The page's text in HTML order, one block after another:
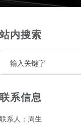
站内搜索
联系信息
联系人：周生